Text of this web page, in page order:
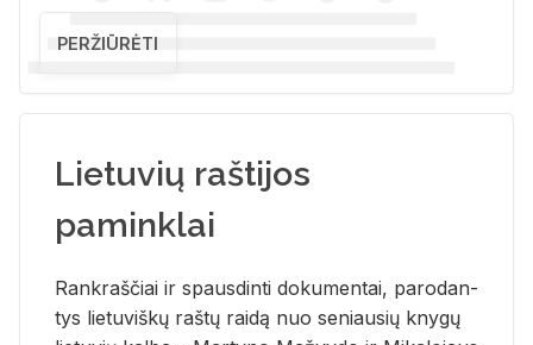
PERŽIŪRĖTI
Lietuvių raštijos
paminklai
Rank­raš­čiai ir spaus­din­ti do­ku­men­tai, pa­ro­dan­
tys lie­tu­viš­kų raš­tų rai­dą nuo se­niau­sių kny­gų